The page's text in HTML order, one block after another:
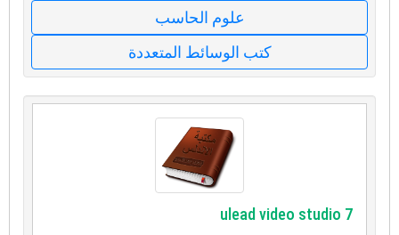
علوم الحاسب
كتب الوسائط المتعددة
ulead video studio 7